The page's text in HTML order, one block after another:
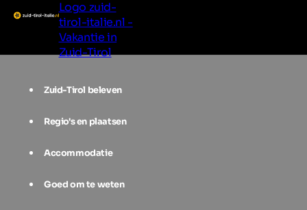
Logo zuid-
tirol-italie.nl -
Vakantie in
Zuid-Tirol
Zuid-Tirol beleven
Regio's en plaatsen
Accommodatie
Goed om te weten